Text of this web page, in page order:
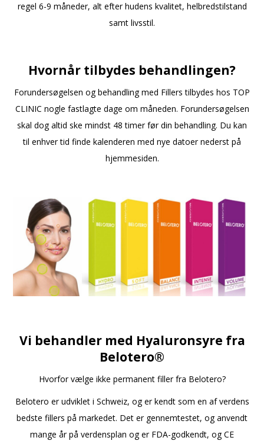
regel 6-9 måneder, alt efter hudens kvalitet, helbredstilstand
samt livsstil.
Hvornår tilbydes behandlingen?
Forundersøgelsen og behandling med Fillers tilbydes hos TOP
CLINIC nogle fastlagte dage om måneden. Forundersøgelsen
skal dog altid ske mindst 48 timer før din behandling. Du kan
til enhver tid finde kalenderen med nye datoer nederst på
hjemmesiden.
Vi behandler med Hyaluronsyre fra
Belotero®
Hvorfor vælge ikke permanent filler fra Belotero?
Belotero er udviklet i Schweiz, og er kendt som en af verdens
bedste fillers på markedet. Det er gennemtestet, og anvendt
mange år på verdensplan og er FDA-godkendt, og CE